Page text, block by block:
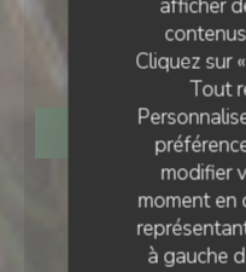
afficher
Cliquez sur
Tout
modifier
moment en
à gauche
Le